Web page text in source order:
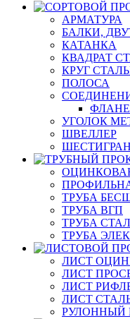
АРМАТУРА
БАЛКИ,
КАТАНКА
КВАДРАТ
КРУГ
ПОЛОСА
УГОЛОК
ШВЕЛЛЕР
ТРУБА
ТРУБА ВГП
ТРУБА
ТРУБА
ЛИСТ
ЛИСТ
ЛИСТ
ЛИСТ
РУЛОННЫЙ